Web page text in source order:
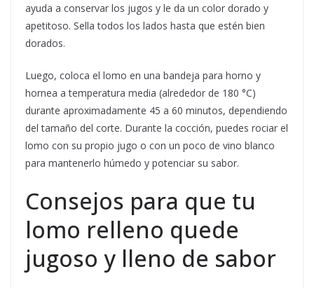
ayuda a conservar los jugos y le da un color dorado y
apetitoso. Sella todos los lados hasta que estén bien
dorados.
Luego, coloca el lomo en una bandeja para horno y
hornea a temperatura media (alrededor de 180 °C)
durante aproximadamente 45 a 60 minutos, dependiendo
del tamaño del corte. Durante la cocción, puedes rociar el
lomo con su propio jugo o con un poco de vino blanco
para mantenerlo húmedo y potenciar su sabor.
Consejos para que tu
lomo relleno quede
jugoso y lleno de sabor